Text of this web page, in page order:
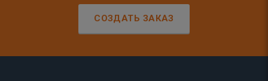
СОЗДАТЬ ЗАКАЗ